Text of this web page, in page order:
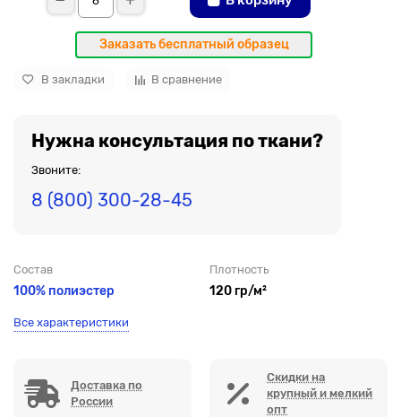
Заказать бесплатный образец
В закладки В сравнение
Нужна консультация по ткани?
Звоните:
8 (800) 300-28-45
Состав
100% полиэстер
Плотность
120 гр/м²
Все характеристики
Доставка по
России
Скидки на
крупный и мелкий
опт